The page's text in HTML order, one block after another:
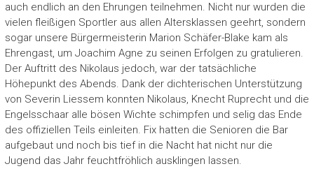
auch endlich an den Ehrungen teilnehmen. Nicht nur wurden die
vielen fleißigen Sportler aus allen Altersklassen geehrt, sondern
sogar unsere Bürgermeisterin Marion Schäfer-Blake kam als
Ehrengast, um Joachim Agne zu seinen Erfolgen zu gratulieren.
Der Auftritt des Nikolaus jedoch, war der tatsächliche
Höhepunkt des Abends. Dank der dichterischen Unterstützung
von Severin Liessem konnten Nikolaus, Knecht Ruprecht und die
Engelsschaar alle bösen Wichte schimpfen und selig das Ende
des offiziellen Teils einleiten. Fix hatten die Senioren die Bar
aufgebaut und noch bis tief in die Nacht hat nicht nur die
Jugend das Jahr feuchtfröhlich ausklingen lassen.